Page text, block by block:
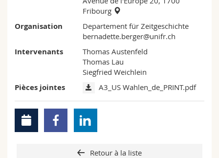
Fribourg
Organisation
Departement für Zeitgeschichte
bernadette.berger@unifr.ch
Intervenants
Thomas Austenfeld
Thomas Lau
Siegfried Weichlein
Pièces jointes A3_US Wahlen_de_PRINT.pdf
Retour à la liste